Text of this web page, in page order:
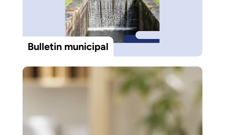
Bulletin municipal